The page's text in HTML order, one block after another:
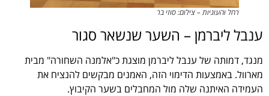
רחל והעוגיות – צילום: סוזי בר
ענבל ליברמן – השער שנשאר סגור
מנגד, דמותה של ענבל ליברמן מוצגת כ"אלמנה השחורה" מבית
מארוול. באמצעות הדימוי הזה, האמנים מבקשים להנציח את
העמידה האיתנה שלה מול המחבלים בשער הקיבוץ.